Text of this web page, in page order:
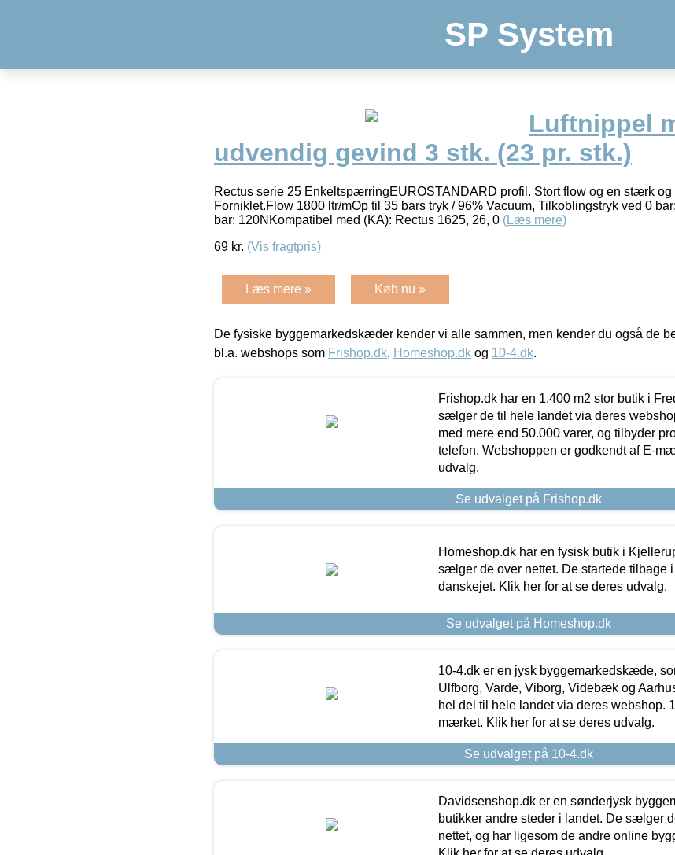
SP System
Luftnippel
udvendig gevind 3 stk. (23 pr. stk.)
Rectus serie 25 EnkeltspærringEUROSTANDARD profil. Stort flow og en stærk og
Forniklet.Flow 1800 ltr/mOp til 35 bars tryk / 96% Vacuum, Tilkoblingstryk ved 0
bar: 120NKompatibel med (KA): Rectus 1625, 26, 0 (Læs mere)
69 kr. (Vis fragtpris)
Læs mere » Køb nu »
De fysiske byggemarkedskæder kender vi alle sammen, men kender du også de
bl.a. webshops som Frishop.dk, Homeshop.dk og 10-4.dk.
Frishop.dk har en 1.400 m2 stor butik i
sælger de til hele landet via deres
med mere end 50.000 varer, og tilbyder
telefon. Webshoppen er godkendt af E-
udvalg.
Se udvalget på Frishop.dk
Homeshop.dk har en fysisk butik i
sælger de over nettet. De startede tilbage
danskejet. Klik her for at se deres udvalg.
Se udvalget på Homeshop.dk
10-4.dk er en jysk byggemarkedskæde,
Ulfborg, Varde, Viborg, Videbæk og
hel del til hele landet via deres webshop.
mærket. Klik her for at se deres udvalg.
Se udvalget på 10-4.dk
Davidsenshop.dk er en sønderjysk
butikker andre steder i landet. De sælger
nettet, og har ligesom de andre online